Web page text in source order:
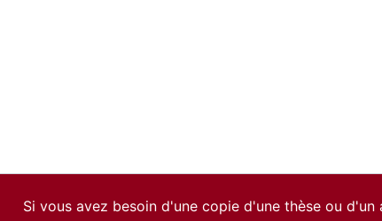
Si vous avez besoin d'une copie d'une thèse ou